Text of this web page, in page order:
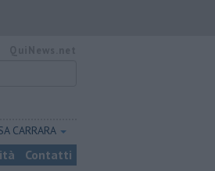
CARRARA
Contatti